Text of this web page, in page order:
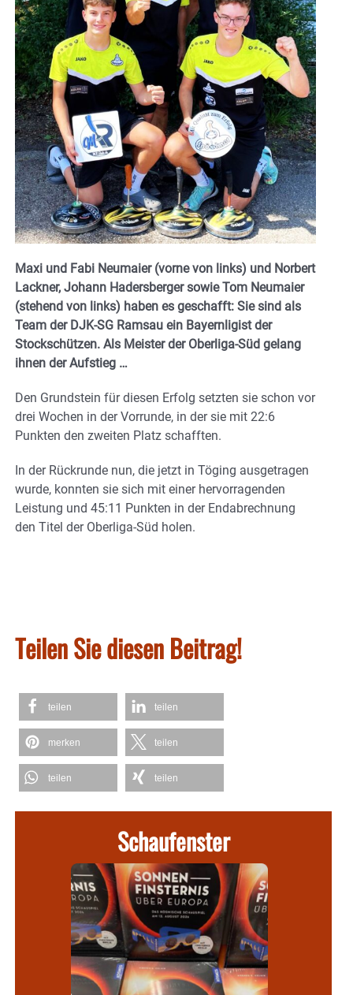
Maxi und Fabi Neumaier (vorne von links) und Norbert
Lackner, Johann Hadersberger sowie Tom Neumaier
(stehend von links) haben es geschafft: Sie sind als
Team der DJK-SG Ramsau ein Bayernligist der
Stockschützen. Als Meister der Oberliga-Süd gelang
ihnen der Aufstieg …
Den Grundstein für diesen Erfolg setzten sie schon vor
drei Wochen in der Vorrunde, in der sie mit 22:6
Punkten den zweiten Platz schafften.
In der Rückrunde nun, die jetzt in Töging ausgetragen
wurde, konnten sie sich mit einer hervorragenden
Leistung und 45:11 Punkten in der Endabrechnung
den Titel der Oberliga-Süd holen.
Teilen Sie diesen Beitrag!
teilen teilen
merken teilen
teilen teilen
Schaufenster